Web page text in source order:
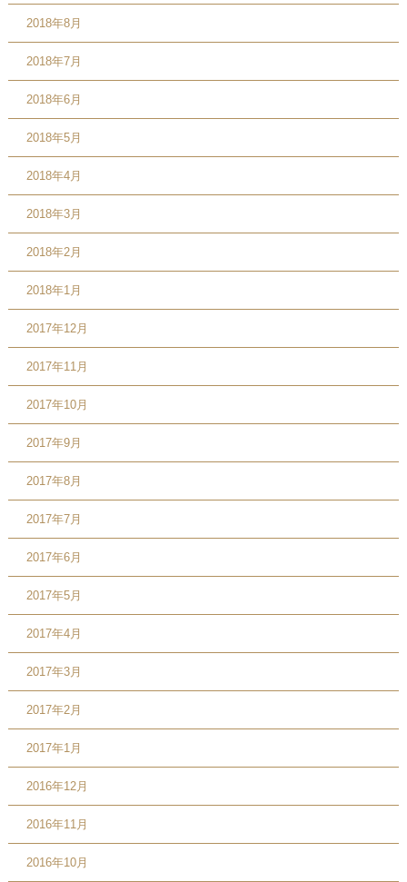
2018年8月
2018年7月
2018年6月
2018年5月
2018年4月
2018年3月
2018年2月
2018年1月
2017年12月
2017年11月
2017年10月
2017年9月
2017年8月
2017年7月
2017年6月
2017年5月
2017年4月
2017年3月
2017年2月
2017年1月
2016年12月
2016年11月
2016年10月